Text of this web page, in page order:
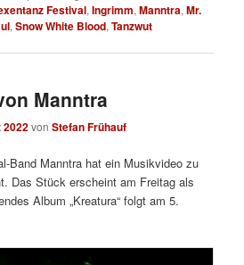
Festival,Ingrimm,Manntra,Mr.
,Snow White Blood,Tanzwut
Manntra
2022vonStefan Frühauf
Band Manntra hat ein Musikvideo zu
Das Stück erscheint am Freitag als
Album „Kreatura“ folgt am 5.